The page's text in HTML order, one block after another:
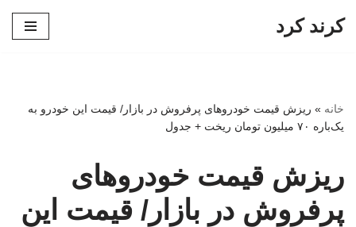
کرند کرد
خانه » ریزش قیمت خودروهای پرفروش در بازار/ قیمت این خودرو به
یک‌باره ۷۰ میلیون تومان ریخت + جدول
ریزش قیمت خودروهای
پرفروش در بازار/ قیمت این